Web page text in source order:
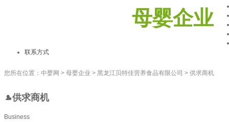
母婴企业
联系方式
您所在位置： 中婴网 > 母婴企业 > 黑龙江贝特佳营养食品有限公司 > 供求商机
供求商机
Business